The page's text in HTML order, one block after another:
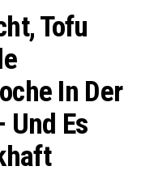
Tofu
In Der
Und Es